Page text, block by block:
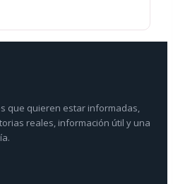
que quieren estar informadas,
reales, información útil y una